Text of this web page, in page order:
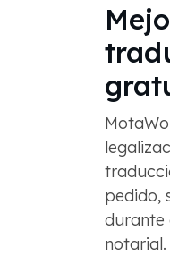
pedido,
durante
notarial.